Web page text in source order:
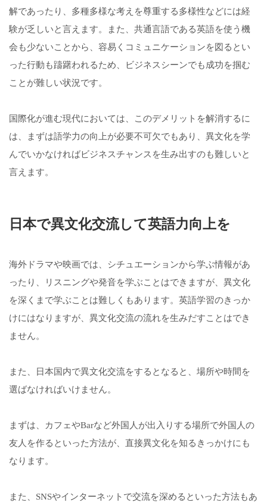
解であったり、多種多様な考えを尊重する多様性などには経
験が乏しいと言えます。また、共通言語である英語を使う機
会も少ないことから、容易くコミュニケーションを図るとい
った行動も躊躇われるため、ビジネスシーンでも成功を掴む
ことが難しい状況です。
国際化が進む現代においては、このデメリットを解消するに
は、まずは語学力の向上が必要不可欠でもあり、異文化を学
んでいかなければビジネスチャンスを生み出すのも難しいと
言えます。
日本で異文化交流して英語力向上を
海外ドラマや映画では、シチュエーションから学ぶ情報があ
ったり、リスニングや発音を学ぶことはできますが、異文化
を深くまで学ぶことは難しくもあります。英語学習のきっか
けにはなりますが、異文化交流の流れを生みだすことはでき
ません。
また、日本国内で異文化交流をするとなると、場所や時間を
選ばなければいけません。
まずは、カフェやBarなど外国人が出入りする場所で外国人の
友人を作るといった方法が、直接異文化を知るきっかけにも
なります。
また、SNSやインターネットで交流を深めるといった方法もあ